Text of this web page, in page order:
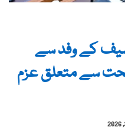
کے وفد سے
سے متعلق عزم